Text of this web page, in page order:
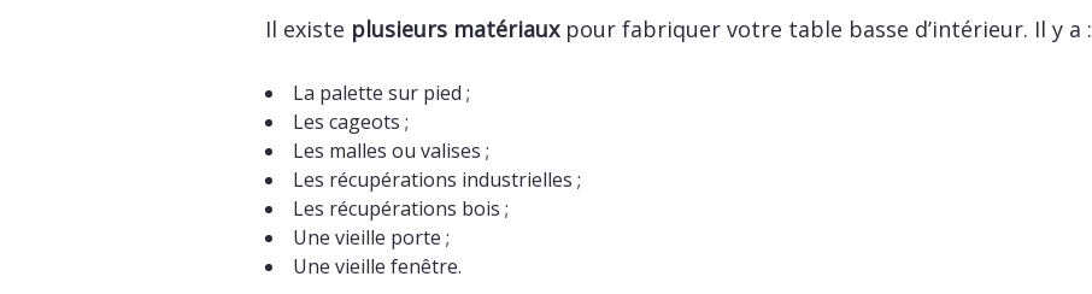
Il existe plusieurs matériauxpour fabriquer votre table basse d’intérieur. Il y a :
La palette sur pied ;
Les cageots ;
Les malles ou valises ;
Les récupérations industrielles ;
Les récupérations bois ;
Une vieille porte ;
Une vieille fenêtre.